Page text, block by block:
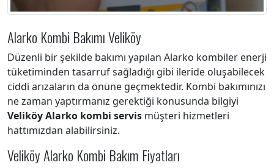
Alarko Kombi Bakımı Veliköy
Düzenli bir şekilde bakımı yapılan Alarko kombiler enerji
tüketiminden tasarruf sağladığı gibi ileride oluşabilecek
ciddi arızaların da önüne geçmektedir. Kombi bakımınızı
ne zaman yaptırmanız gerektiği konusunda bilgiyi
Veliköy Alarko kombi servis müşteri hizmetleri
hattımızdan alabilirsiniz.
Veliköy Alarko Kombi Bakım Fiyatları